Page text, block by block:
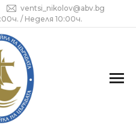
ventsi_nikolov@abv.bg
/ Неделя 10:00ч.